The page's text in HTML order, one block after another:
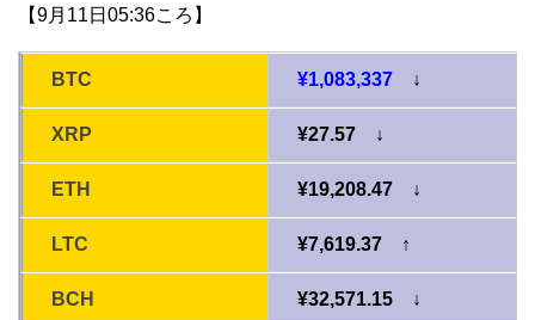
【9月11日05:36ころ】
BTC ¥1,083,337 ↓
XRP ¥27.57 ↓
ETH ¥19,208.47 ↓
LTC ¥7,619.37 ↑
BCH ¥32,571.15 ↓